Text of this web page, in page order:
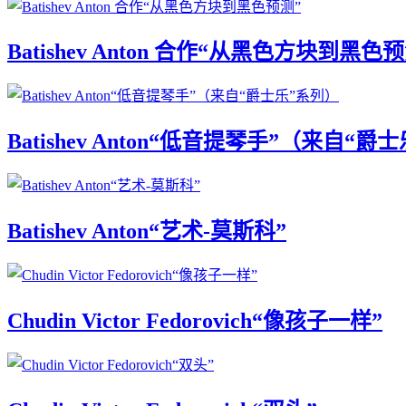
Batishev Anton 合作“从黑色方块到黑色
Batishev Anton“低音提琴手”（来自“爵士
Batishev Anton“艺术-莫斯科”
Chudin Victor Fedorovich“像孩子一样”